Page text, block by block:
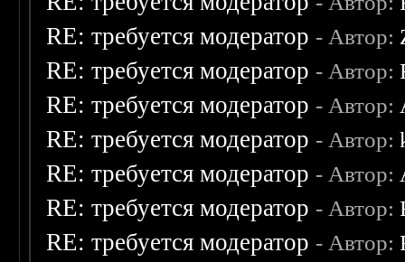
RE: требуется модератор - Автор:
RE: требуется модератор - Автор:
RE: требуется модератор - Автор:
RE: требуется модератор - Автор:
RE: требуется модератор - Автор:
RE: требуется модератор - Автор:
RE: требуется модератор - Автор: